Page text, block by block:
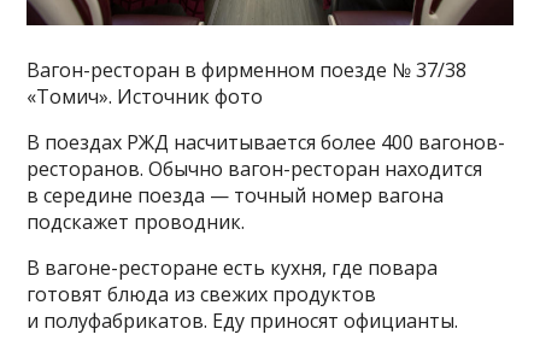
Вагон-ресторан в фирменном поезде № 37/38
«Томич». Источник фото
В поездах РЖД насчитывается более 400 вагонов-
ресторанов. Обычно вагон-ресторан находится
в середине поезда — точный номер вагона
подскажет проводник.
В вагоне-ресторане есть кухня, где повара
готовят блюда из свежих продуктов
и полуфабрикатов. Еду приносят официанты.